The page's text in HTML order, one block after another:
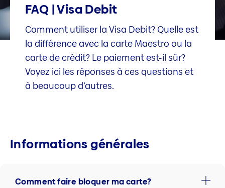
FAQ | Visa Debit
Comment utiliser la Visa Debit? Quelle est
la différence avec la carte Maestro ou la
carte de crédit? Le paiement est-il sûr?
Voyez ici les réponses à ces questions et
à beaucoup d’autres.
Informations générales
Comment faire bloquer ma carte?